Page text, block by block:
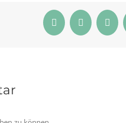
FacebookTwitterReddit